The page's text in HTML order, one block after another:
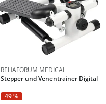
REHAFORUM MEDICAL
Stepper und Venentrainer Digital
49 %